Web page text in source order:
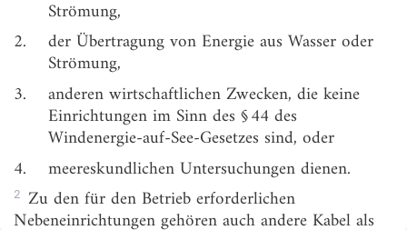
Verantwortliche Personen
Überwachung der Anlagen
§ 15
Beseitigung der Anlagen, Sicherheitsleistung
Verwaltungsvollstreckung
§ 17
Bußgeldvorschriften
§ 18
Übergangsvorschriften
Strömung,
2.
der Übertragung von Energie aus Wasser oder
Strömung,
3.
anderen wirtschaftlichen Zwecken, die keine
Einrichtungen im Sinn des § 44 des
Windenergie-auf-See-Gesetzes sind, oder
4.
meereskundlichen Untersuchungen dienen.
2 Zu den für den Betrieb erforderlichen
Nebeneinrichtungen gehören auch andere Kabel als